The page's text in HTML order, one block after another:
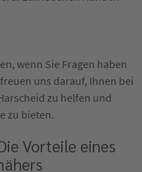
wenn Sie Fragen haben
uns darauf, Ihnen bei
zu helfen und
zu bieten.
Vorteile eines